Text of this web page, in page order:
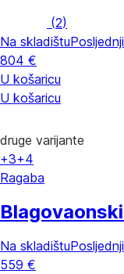
(2)
Na skladištu
804 €
U košaricu
U košaricu
druge varijante
+3+4
Ragaba
Na skladištu
559 €